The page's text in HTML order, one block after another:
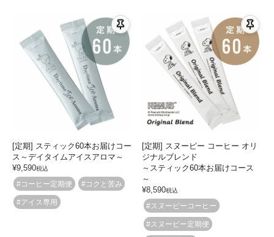
[定期] スティック60本お届けコー
ス～デイタイムアイスアロマ～
¥9,590税込
#コーヒー定期便 #コクと苦み
#アイス専用
[定期] スヌーピー コーヒー オリ
ジナルブレンド
～スティック60本お届けコース
～
¥8,590税込
#スヌーピーコーヒー
#スヌーピー定期便